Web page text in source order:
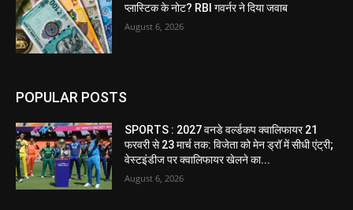
प्लास्टिक के नोट? RBI गवर्नर ने दिया जवाब
August 6, 2026
POPULAR POSTS
SPORTS : 2027 वनडे वर्ल्डकप क्वालिफायर 21
फरवरी से 23 मार्च तक: विजेता को मेन ड्रॉ में सीधी एंट्री;
वेस्टइंडीज पर क्वालिफायर खेलने का...
August 6, 2026